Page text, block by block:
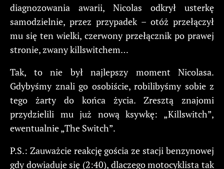
diagnozowania awarii, Nicolas odkrył usterkę
samodzielnie, przez przypadek – otóż przełączył
mu się ten wielki, czerwony przełącznik po prawej
stronie, zwany killswitchem…
Tak, to nie był najlepszy moment Nicolasa.
Gdybyśmy znali go osobiście, robilibyśmy sobie z
tego żarty do końca życia. Zresztą znajomi
przydzielili mu już nową ksywkę: „Killswitch”,
ewentualnie „The Switch”.
P.S.: Zauważcie reakcję gościa ze stacji benzynowej
gdy dowiaduje się (2:40), dlaczego motocyklista tak